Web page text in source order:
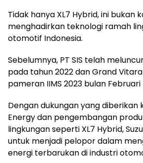
Tidak hanya XL7 Hybrid, ini bukan
menghadirkan teknologi ramah
otomotif Indonesia.
Sebelumnya, PT SIS telah
pada tahun 2022 dan Grand
pameran IIMS 2023 bulan Februari
Dengan dukungan yang diberikan
Energy dan pengembangan
lingkungan seperti XL7 Hybrid,
untuk menjadi pelopor dalam
energi terbarukan di industri